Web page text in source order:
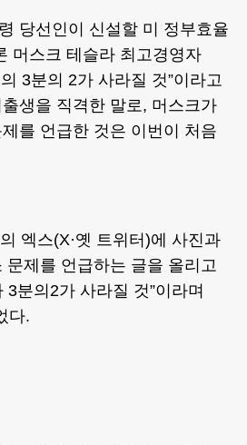
당선인이 신설할 미 정부효율
머스크 테슬라 최고경영자
3분의 2가 사라질 것”이라고
생을 직격한 말로, 머스크가
를 언급한 것은 이번이 처음
엑스(X·옛 트위터)에 사진과
문제를 언급하는 글을 올리고
3분의2가 사라질 것”이라며
다.